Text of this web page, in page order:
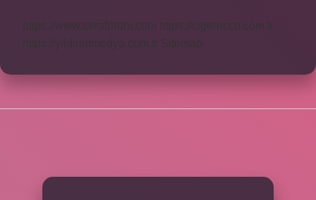
https://www.seraforum.com
https://cigerricco.com.tr
https://yildirimmedya.com.tr Sitemap